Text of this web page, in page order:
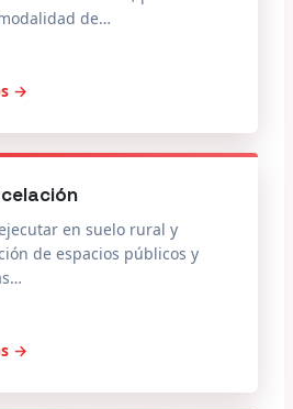
de…
→
en suelo rural y
de espacios públicos y
→